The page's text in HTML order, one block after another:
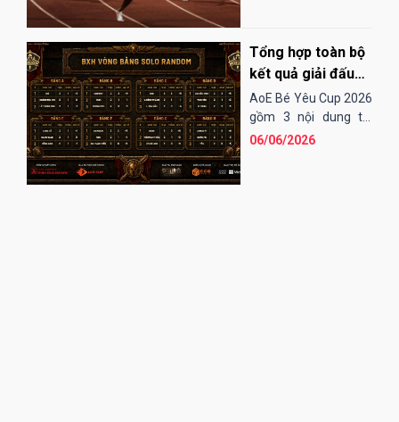
Tổng hợp toàn bộ
kết quả giải đấu
AoE Bé Yêu Cup
2026
AoE Bé Yêu Cup 2026
gồm 3 nội dung thi
đấu: Solo Random,
06/06/2026